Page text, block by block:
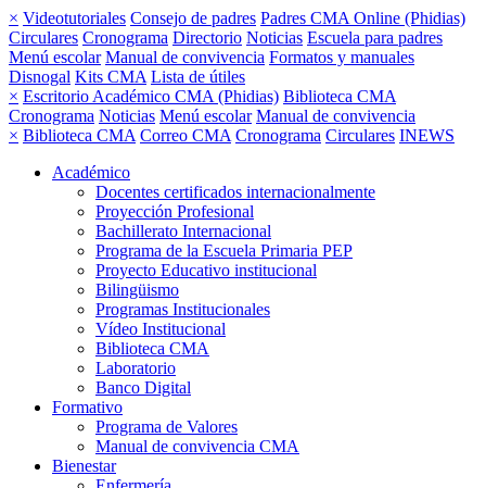
× Videotutoriales Consejo de padres Padres CMA Online (Phidias)
Circulares Cronograma Directorio Noticias Escuela para padres
Menú escolar Manual de convivencia Formatos y manuales
Disnogal Kits CMA Lista de útiles
× Escritorio Académico CMA (Phidias) Biblioteca CMA
Cronograma Noticias Menú escolar Manual de convivencia
× Biblioteca CMA Correo CMA Cronograma Circulares INEWS
Académico
Docentes certificados internacionalmente
Proyección Profesional
Bachillerato Internacional
Programa de la Escuela Primaria PEP
Proyecto Educativo institucional
Bilingüismo
Programas Institucionales
Vídeo Institucional
Biblioteca CMA
Laboratorio
Banco Digital
Formativo
Programa de Valores
Manual de convivencia CMA
Bienestar